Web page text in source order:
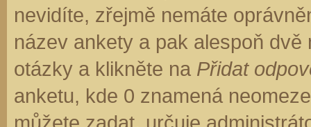
nevidíte, zřejmě nemáte
název ankety a pak alespoň
otázky a klikněte na Přidat
anketu, kde 0 znamená